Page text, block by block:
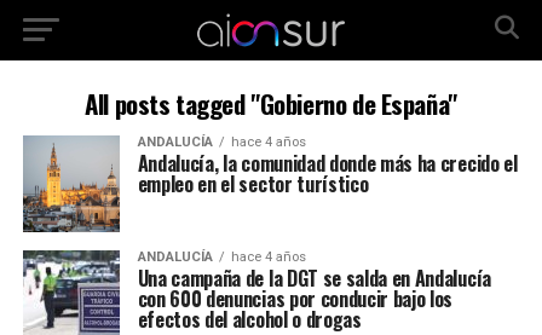
All posts tagged "Gobierno de España"
ANDALUCÍA hace 4 años
Andalucía, la comunidad donde más ha crecido el
empleo en el sector turístico
ANDALUCÍA hace 4 años
Una campaña de la DGT se salda en Andalucía
con 600 denuncias por conducir bajo los
efectos del alcohol o drogas